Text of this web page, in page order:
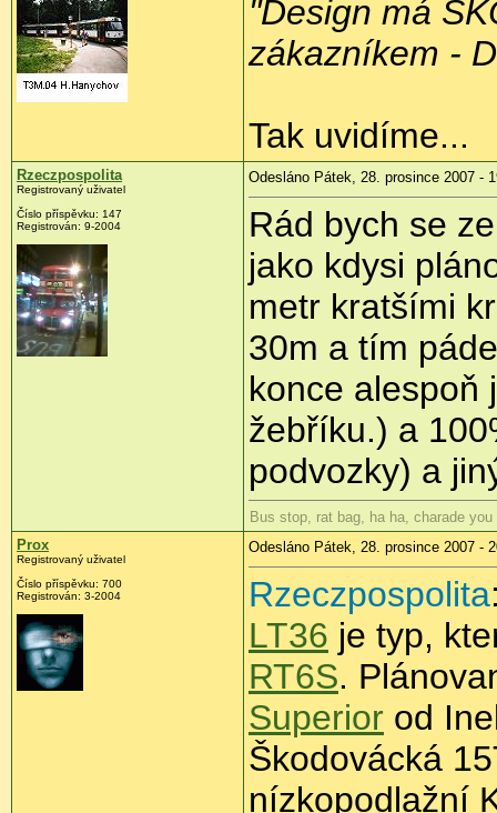
"Design má
zákazníkem -
Tak uvidíme...
Rzeczpospolita
Registrovaný uživatel
Číslo příspěvku: 147
Registrován: 9-2004
Odesláno Pátek, 28. prosince 2007 -
Rád bych se
jako kdysi
metr kratšími
30m a tím
konce alespoň
žebříku.) a
podvozky) a
Bus stop, rat bag, ha ha, charade you
Prox
Registrovaný uživatel
Číslo příspěvku: 700
Registrován: 3-2004
Odesláno Pátek, 28. prosince 2007 -
Rzeczpospolita
LT36 je typ,
RT6S.
Superior od
Škodovácká
nízkopodlažní